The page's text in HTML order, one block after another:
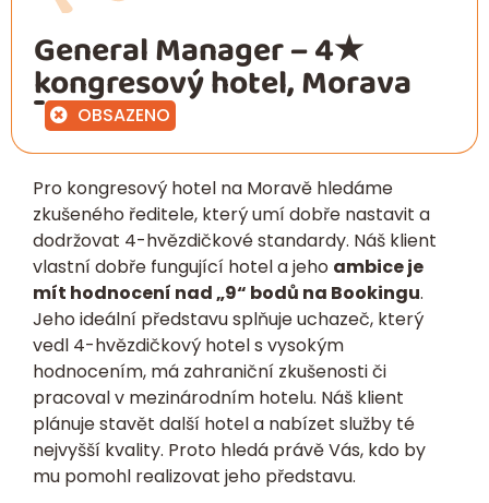
General Manager – 4★
kongresový hotel, Morava
OBSAZENO
Pro kongresový hotel na Moravě hledáme
zkušeného ředitele, který umí dobře nastavit a
dodržovat 4-hvězdičkové standardy. Náš klient
vlastní dobře fungující hotel a jeho ambice je
mít hodnocení nad „9“ bodů na Bookingu.
Jeho ideální představu splňuje uchazeč, který
vedl 4-hvězdičkový hotel s vysokým
hodnocením, má zahraniční zkušenosti či
pracoval v mezinárodním hotelu. Náš klient
plánuje stavět další hotel a nabízet služby té
nejvyšší kvality. Proto hledá právě Vás, kdo by
mu pomohl realizovat jeho představu.